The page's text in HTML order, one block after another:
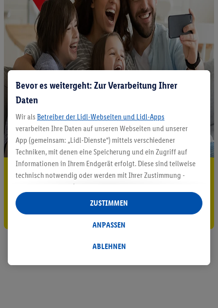
5.95 € Versand sparen³²ᵃ
Bevor es weitergeht: Zur Verarbeitung Ihrer
Daten
Wir als Betreiber der Lidl-Webseiten und Lidl-Apps
verarbeiten Ihre Daten auf unseren Webseiten und unserer
App (gemeinsam: „Lidl-Dienste“) mittels verschiedener
Techniken, mit denen eine Speicherung und ein Zugriff auf
Informationen in Ihrem Endgerät erfolgt. Diese sind teilweise
technisch notwendig oder werden mit Ihrer Zustimmung -
auch durch Partner (u.a.
Verantwortliche; im Zusammenhang mit dem IAB TCF
insgesamt
Statistik-Erstellung oder für personalisierte Werbung
Datenverarbeitungen für personalisierte Werbung werden
ABLEHNEN
ANPASSEN
ZUSTIMMEN